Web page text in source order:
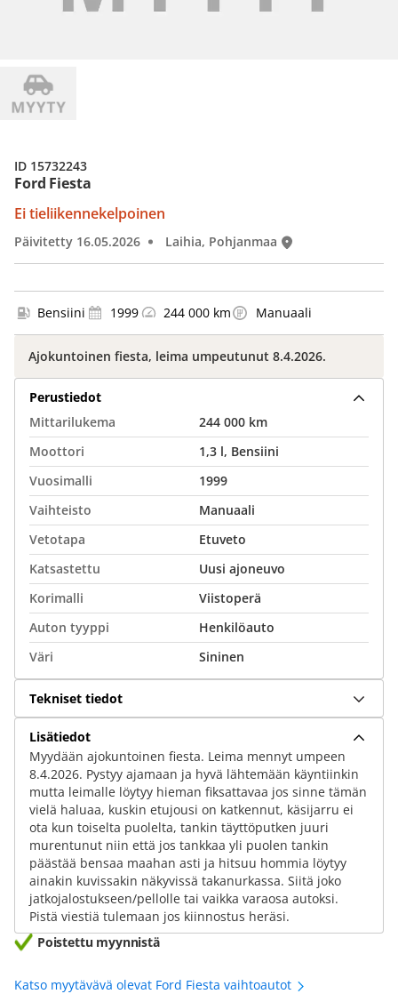
Ford Fiesta
Ei tieliikennekelpoinen
Päivitetty 16.05.2026 Laihia, Pohjanmaa
ID 15732243
Bensiini 1999 244 000 km Manuaali
Ajokuntoinen fiesta, leima umpeutunut 8.4.2026.
Perustiedot
Mittarilukema
244 000 km
Moottori
1,3 l, Bensiini
Vuosimalli
1999
Vaihteisto
Manuaali
Vetotapa
Etuveto
Katsastettu
Uusi ajoneuvo
Korimalli
Viistoperä
Auton tyyppi
Henkilöauto
Väri
Sininen
Tekniset tiedot
Lisätiedot
Myydään ajokuntoinen fiesta. Leima mennyt umpeen
8.4.2026. Pystyy ajamaan ja hyvä lähtemään käyntiinkin
mutta leimalle löytyy hieman fiksattavaa jos sinne tämän
vielä haluaa, kuskin etujousi on katkennut, käsijarru ei
ota kun toiselta puolelta, tankin täyttöputken juuri
murentunut niin että jos tankkaa yli puolen tankin
päästää bensaa maahan asti ja hitsuu hommia löytyy
ainakin kuvissakin näkyvissä takanurkassa. Siitä joko
jatkojalostukseen/pellolle tai vaikka varaosa autoksi.
Pistä viestiä tulemaan jos kiinnostus heräsi.
Poistettu myynnistä
Katso myytävävä olevat Ford Fiesta vaihtoautot